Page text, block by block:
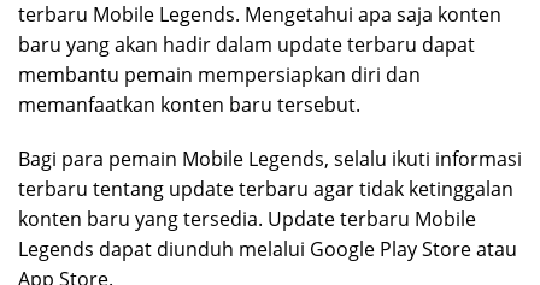
terbaru Mobile Legends. Mengetahui apa saja konten
baru yang akan hadir dalam update terbaru dapat
membantu pemain mempersiapkan diri dan
memanfaatkan konten baru tersebut.
Bagi para pemain Mobile Legends, selalu ikuti informasi
terbaru tentang update terbaru agar tidak ketinggalan
konten baru yang tersedia. Update terbaru Mobile
Legends dapat diunduh melalui Google Play Store atau
App Store.